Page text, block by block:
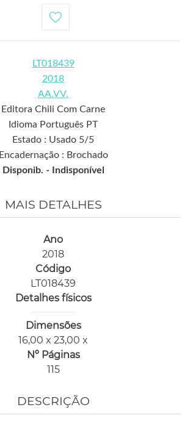
LT018439
2018
AA.VV.
Editora Chili Com Carne
Idioma Português PT
Estado : Usado 5/5
Encadernação : Brochado
Disponib. -
Indisponível
MAIS DETALHES
Ano
2018
Código
LT018439
Detalhes físicos
Dimensões
16,00 x 23,00 x
Nº Páginas
115
DESCRIÇÃO